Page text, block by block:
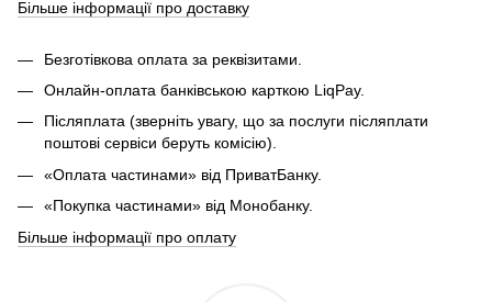
Більше інформації про доставку
Безготівкова оплата за реквізитами.
Онлайн-оплата банківською карткою LiqPay.
Післяплата (зверніть увагу, що за послуги післяплати
поштові сервіси беруть комісію).
«Оплата частинами» від ПриватБанку.
«Покупка частинами» від Монобанку.
Більше інформації про оплату